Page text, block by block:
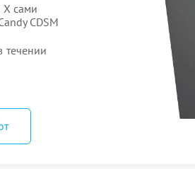
сами
CDSM
течении